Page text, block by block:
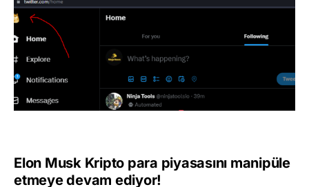
Elon Musk Kripto para piyasasını manipüle
etmeye devam ediyor!